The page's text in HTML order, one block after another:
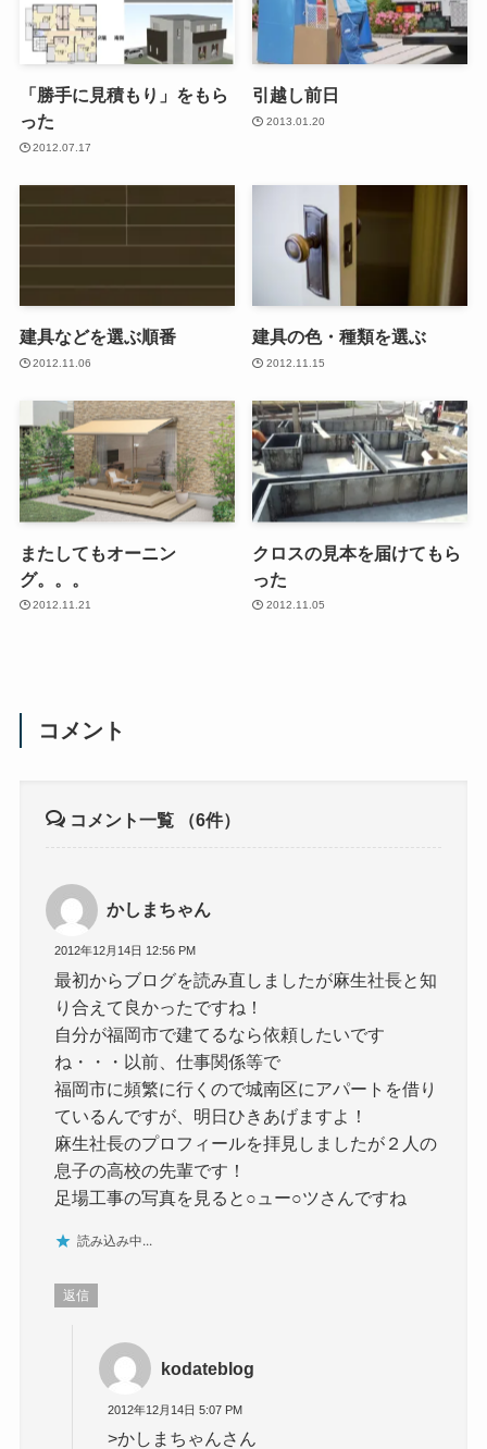
「勝手に見積もり」をもら
った
2012.07.17
引越し前日
2013.01.20
建具などを選ぶ順番
2012.11.06
建具の色・種類を選ぶ
2012.11.15
またしてもオーニン
グ。。。
2012.11.21
クロスの見本を届けてもら
った
2012.11.05
コメント
コメント一覧 （6件）
かしまちゃん
2012年12月14日 12:56 PM
最初からブログを読み直しましたが麻生社長と知
り合えて良かったですね！
自分が福岡市で建てるなら依頼したいです
ね・・・以前、仕事関係等で
福岡市に頻繁に行くので城南区にアパートを借り
ているんですが、明日ひきあげますよ！
麻生社長のプロフィールを拝見しましたが２人の
息子の高校の先輩です！
足場工事の写真を見ると○ュー○ツさんですね
読み込み中...
返信
kodateblog
2012年12月14日 5:07 PM
>かしまちゃんさん